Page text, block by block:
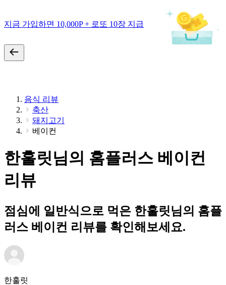
지금 가입하면 10,000P + 로또 10장 지급
음식 리뷰
축산
돼지고기
베이컨
한훌릿님의 홈플러스 베이컨
리뷰
점심에 일반식으로 먹은 한훌릿님의 홈플
러스 베이컨 리뷰를 확인해보세요.
한훌릿